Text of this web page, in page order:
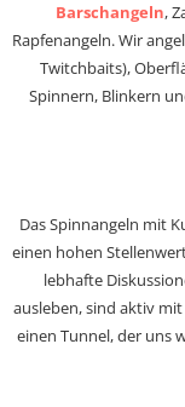
Barschangeln,
Rapfenangeln. Wir
Twitchbaits),
Spinnern, Blinkern
Das Spinnangeln mit
einen hohen
lebhafte
ausleben, sind aktiv
einen Tunnel, der uns